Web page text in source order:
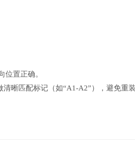
置正确。
晰匹配标记（如“A1-A2”），避免重